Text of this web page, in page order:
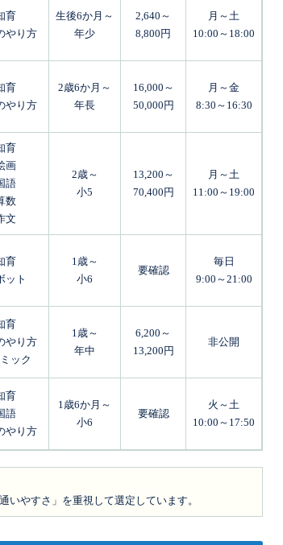
育
やり方
生後6か月～
年少
2,640～
8,800円
月～土
10:00～18:00
育
やり方
2歳6か月～
年長
16,000～
50,000円
月～金
8:30～16:30
育
画
語
数
文
2歳～
小5
13,200～
70,400円
月～土
11:00～19:00
育
ット
1歳～
小6
要確認
毎日
9:00～21:00
育
やり方
ック
1歳～
年中
6,200～
13,200円
非公開
育
語
やり方
1歳6か月～
小6
要確認
火～土
10:00～17:50
やすさ」を重視して選定しています。